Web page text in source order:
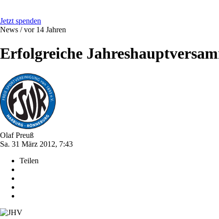
Jetzt spenden
News /vor 14 Jahren
Erfolgreiche
Olaf Preuß
Sa. 31 März 2012, 7:43
Teilen